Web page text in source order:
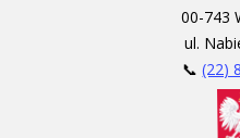
00-743
ul.
📞(22)